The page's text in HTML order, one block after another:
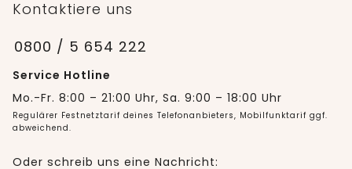
Kontaktiere uns
0800 / 5 654 222
Service Hotline
Mo.-Fr. 8:00 – 21:00 Uhr, Sa. 9:00 – 18:00 Uhr
Regulärer Festnetztarif deines Telefonanbieters, Mobilfunktarif ggf.
abweichend.
Oder schreib uns eine Nachricht: